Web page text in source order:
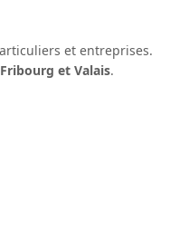
et entreprises.
et Valais.